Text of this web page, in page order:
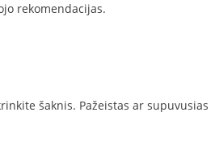
rekomendacijas.
šaknis. Pažeistas ar supuvusias